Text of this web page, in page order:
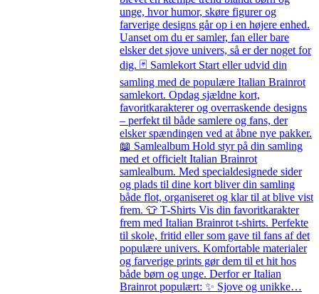
unge, hvor humor, skøre figurer og
farverige designs går op i en højere enhed.
Uanset om du er samler, fan eller bare
elsker det sjove univers, så er der noget for
dig. 🃏 Samlekort Start eller udvid din
samling med de populære Italian Brainrot
samlekort. Opdag sjældne kort,
favoritkarakterer og overraskende designs
– perfekt til både samlere og fans, der
elsker spændingen ved at åbne nye pakker.
📖 Samlealbum Hold styr på din samling
med et officielt Italian Brainrot
samlealbum. Med specialdesignede sider
og plads til dine kort bliver din samling
både flot, organiseret og klar til at blive vist
frem. 👕 T-Shirts Vis din favoritkarakter
frem med Italian Brainrot t-shirts. Perfekte
til skole, fritid eller som gave til fans af det
populære univers. Komfortable materialer
og farverige prints gør dem til et hit hos
både børn og unge. Derfor er Italian
Brainrot populært: ✨ Sjove og unikke…